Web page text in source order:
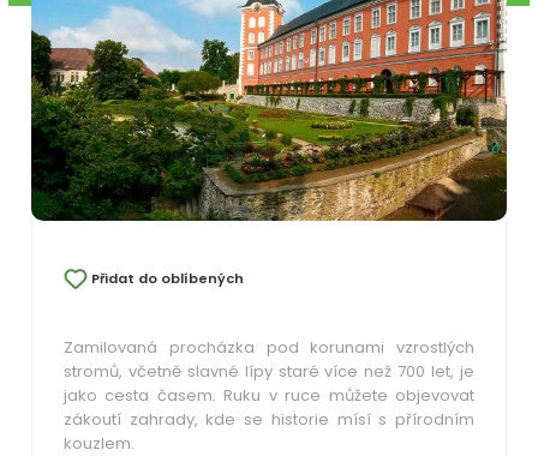
Přidat do oblíbených
Zamilovaná procházka pod korunami vzrostlých
stromů, včetně slavné lípy staré více než 700 let, je
jako cesta časem. Ruku v ruce můžete objevovat
zákoutí zahrady, kde se historie mísí s přírodním
kouzlem.